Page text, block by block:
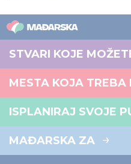
STVARI KOJE
MESTA KOJA TREBA
ISPLANIRAJ SVOJE
MAĐARSKA ZA